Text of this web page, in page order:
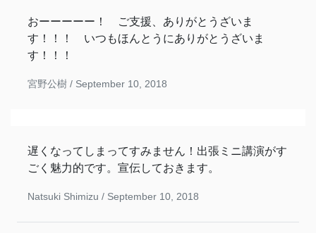
おーーーーー！ ご支援、ありがとうざいま
す！！！ いつもほんとうにありがとうざいま
す！！！
宮野公樹 / September 10, 2018
遅くなってしまってすみません！出張ミニ講演がす
ごく魅力的です。宣伝しておきます。
Natsuki Shimizu / September 10, 2018